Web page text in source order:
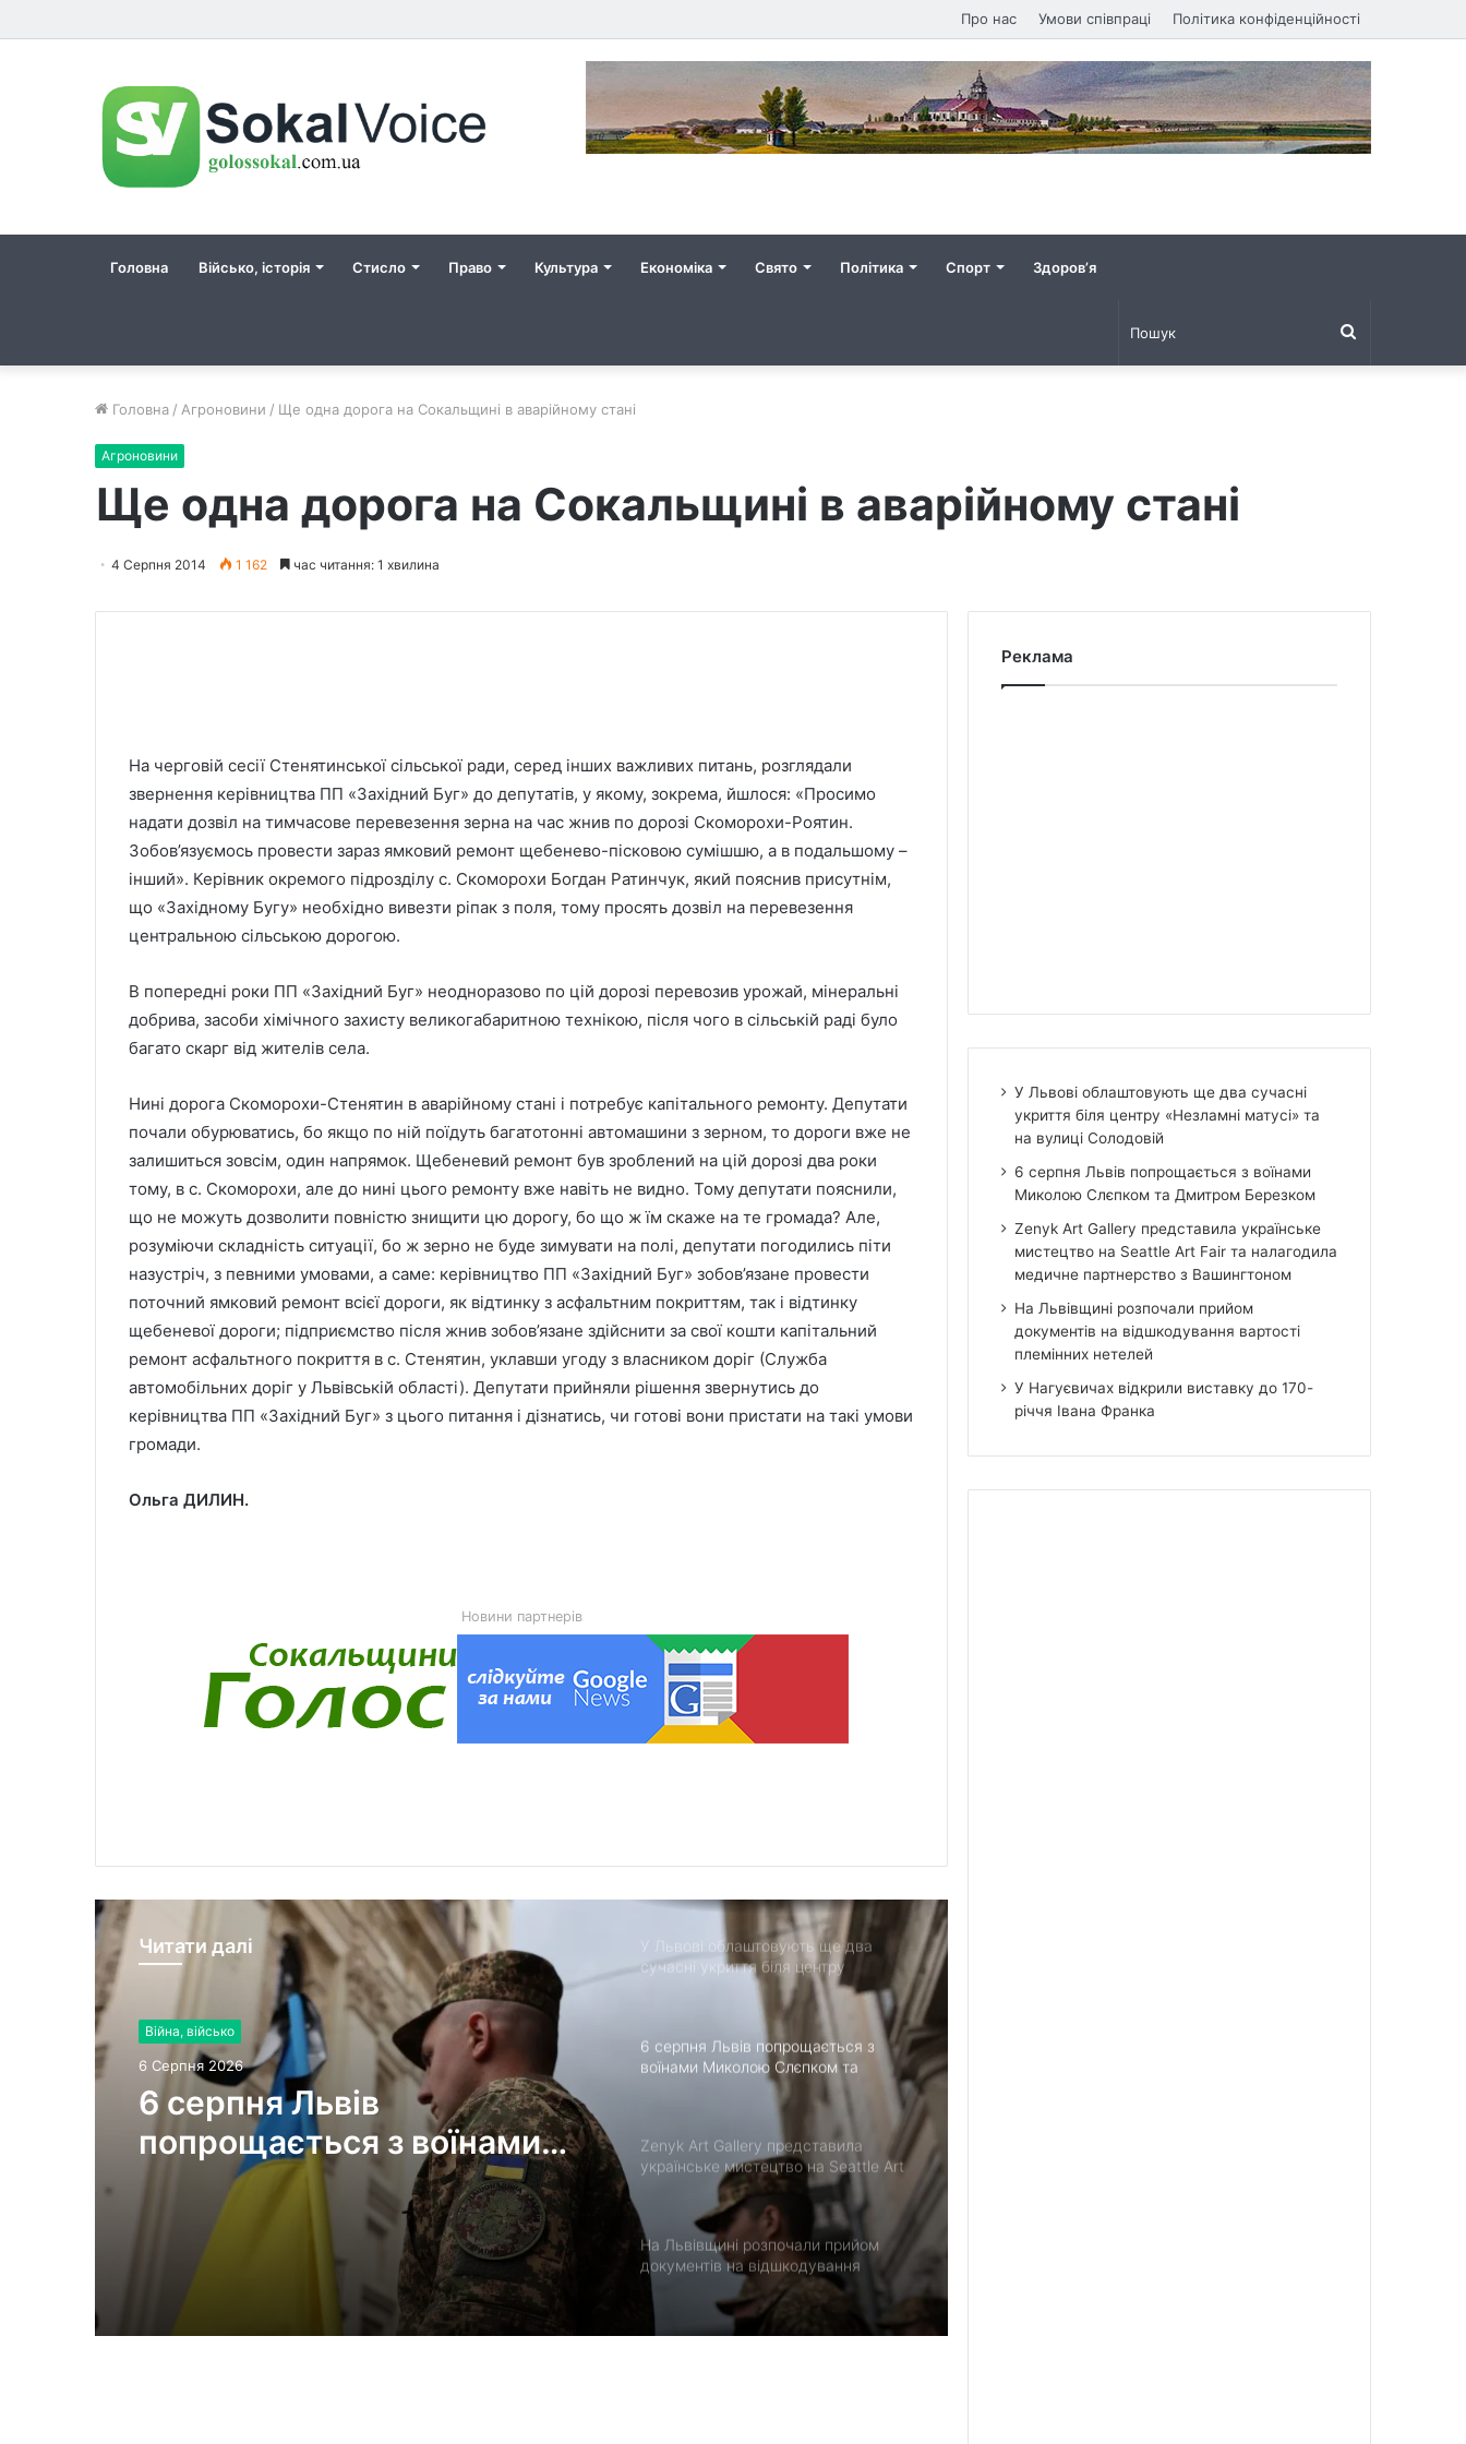
Про нас Умови співпраці Політика конфіденційності
Головна Військо, історія Стисло Право Культура Економіка Свято Політика Спорт Здоров’я
Головна / Агроновини / Ще одна дорога на Сокальщині в аварійному стані
Агроновини
Ще одна дорога на Сокальщині в аварійному стані
4 Серпня 2014 1 162 час читання: 1 хвилина
На черговій сесії Стенятинської сільської ради, серед інших важливих питань, розглядали
звернення керівництва ПП «Західний Буг» до депутатів, у якому, зокрема, йшлося: «Просимо
надати дозвіл на тимчасове перевезення зерна на час жнив по дорозі Скоморохи-Роятин.
Зобов’язуємось провести зараз ямковий ремонт щебенево-пісковою сумішшю, а в подальшому –
інший». Керівник окремого підрозділу с. Скоморохи Богдан Ратинчук, який пояснив присутнім,
що «Західному Бугу» необхідно вивезти ріпак з поля, тому просять дозвіл на перевезення
центральною сільською дорогою.
В попередні роки ПП «Західний Буг» неодноразово по цій дорозі перевозив урожай, мінеральні
добрива, засоби хімічного захисту великогабаритною технікою, після чого в сільській раді було
багато скарг від жителів села.
Нині дорога Скоморохи-Стенятин в аварійному стані і потребує капітального ремонту. Депутати
почали обурюватись, бо якщо по ній поїдуть багатотонні автомашини з зерном, то дороги вже не
залишиться зовсім, один напрямок. Щебеневий ремонт був зроблений на цій дорозі два роки
тому, в с. Скоморохи, але до нині цього ремонту вже навіть не видно. Тому депутати пояснили,
що не можуть дозволити повністю знищити цю дорогу, бо що ж їм скаже на те громада? Але,
розуміючи складність ситуації, бо ж зерно не буде зимувати на полі, депутати погодились піти
назустріч, з певними умовами, а саме: керівництво ПП «Західний Буг» зобов’язане провести
поточний ямковий ремонт всієї дороги, як відтинку з асфальтним покриттям, так і відтинку
щебеневої дороги; підприємство після жнив зобов’язане здійснити за свої кошти капітальний
ремонт асфальтного покриття в с. Стенятин, уклавши угоду з власником доріг (Служба
автомобільних доріг у Львівській області). Депутати прийняли рішення звернутись до
керівництва ПП «Західний Буг» з цього питання і дізнатись, чи готові вони пристати на такі умови
громади.
Ольга ДИЛИН.
Новини партнерів
Читати далі
Війна, військо
6 Серпня 2026
6 серпня Львів
попрощається з воїнами
Миколою Слєпком та
Дмитром Березком
На Львівщині розпочали прийом
документів на відшкодування
вартості племінних нетелей
У Нагуєвичах відкрили виставку до
виплати 5 000 грн на «Пакунок
У Львові облаштовують ще два
сучасні укриття біля центру
«Незламні матусі» та на вулиці
6 серпня Львів попрощається з
воїнами Миколою Слєпком та
Дмитром Березком
Zenyk Art Gallery представила
українське мистецтво на Seattle Art
Fair та налагодила медичне
партнерство з Вашингтоном
На Львівщині розпочали прийом
документів на відшкодування
вартості племінних нетелей
Реклама
У Львові облаштовують ще два сучасні
укриття біля центру «Незламні матусі» та
на вулиці Солодовій
6 серпня Львів попрощається з воїнами
Миколою Слєпком та Дмитром Березком
Zenyk Art Gallery представила українське
мистецтво на Seattle Art Fair та налагодила
медичне партнерство з Вашингтоном
На Львівщині розпочали прийом
документів на відшкодування вартості
племінних нетелей
У Нагуєвичах відкрили виставку до 170-
річчя Івана Франка